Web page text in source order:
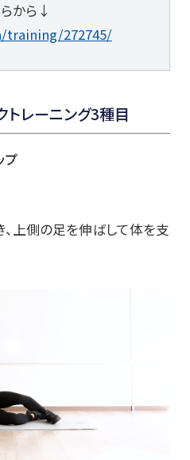
から↓
272745/
トレーニング3種目
プ
上側の足を伸ばして体を支